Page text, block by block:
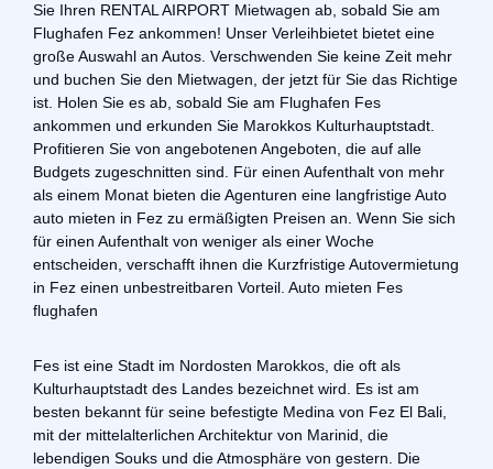
Sie Ihren RENTAL AIRPORT Mietwagen ab, sobald Sie am
Flughafen Fez ankommen! Unser Verleihbietet bietet eine
große Auswahl an Autos. Verschwenden Sie keine Zeit mehr
und buchen Sie den Mietwagen, der jetzt für Sie das Richtige
ist. Holen Sie es ab, sobald Sie am Flughafen Fes
ankommen und erkunden Sie Marokkos Kulturhauptstadt.
Profitieren Sie von angebotenen Angeboten, die auf alle
Budgets zugeschnitten sind. Für einen Aufenthalt von mehr
als einem Monat bieten die Agenturen eine langfristige Auto
auto mieten in Fez zu ermäßigten Preisen an. Wenn Sie sich
für einen Aufenthalt von weniger als einer Woche
entscheiden, verschafft ihnen die Kurzfristige Autovermietung
in Fez einen unbestreitbaren Vorteil. Auto mieten Fes
flughafen
Fes ist eine Stadt im Nordosten Marokkos, die oft als
Kulturhauptstadt des Landes bezeichnet wird. Es ist am
besten bekannt für seine befestigte Medina von Fez El Bali,
mit der mittelalterlichen Architektur von Marinid, die
lebendigen Souks und die Atmosphäre von gestern. Die